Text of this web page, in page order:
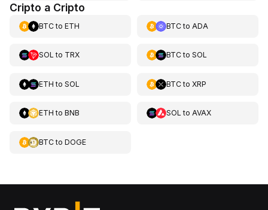
Cripto a Cripto
BTCto ETH BTCto ADA
SOL to TRX BTCto SOL
ETH to SOL BTCto XRP
ETH to BNB SOL to AVAX
BTCto DOGE